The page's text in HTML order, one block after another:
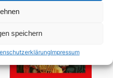
speichern
Impressum